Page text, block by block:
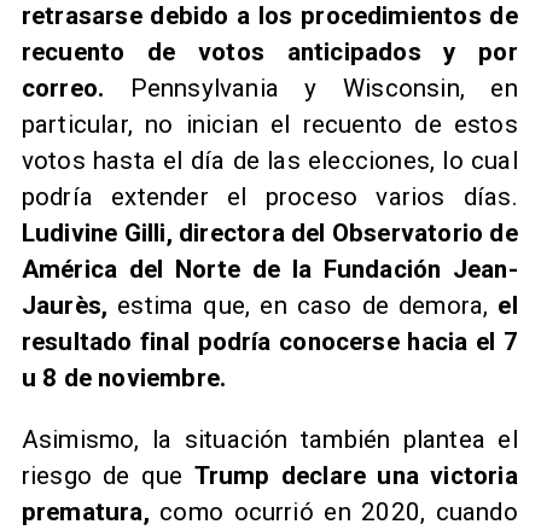
retrasarse debido a los procedimientos de
recuento de votos anticipados y por
correo. Pennsylvania y Wisconsin, en
particular, no inician el recuento de estos
votos hasta el día de las elecciones, lo cual
podría extender el proceso varios días.
Ludivine Gilli, directora del Observatorio de
América del Norte de la Fundación Jean-
Jaurès, estima que, en caso de demora, el
resultado final podría conocerse hacia el 7
u 8 de noviembre.
Asimismo, la situación también plantea el
riesgo de que Trump declare una victoria
prematura, como ocurrió en 2020, cuando